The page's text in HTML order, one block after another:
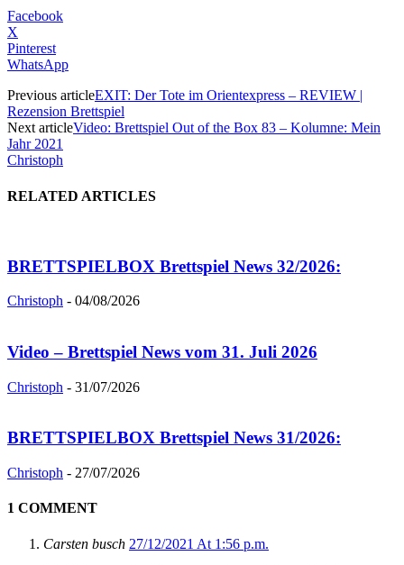
Facebook
X
Pinterest
WhatsApp
Previous articleEXIT: Der Tote im Orientexpress – REVIEW |
Rezension Brettspiel
Next articleVideo: Brettspiel Out of the Box 83 – Kolumne: Mein
Jahr 2021
Christoph
RELATED ARTICLES
BRETTSPIELBOX Brettspiel News 32/2026:
Christoph - 04/08/2026
Video – Brettspiel News vom 31. Juli 2026
Christoph - 31/07/2026
BRETTSPIELBOX Brettspiel News 31/2026:
Christoph - 27/07/2026
1 COMMENT
Carsten busch 27/12/2021 At 1:56 p.m.